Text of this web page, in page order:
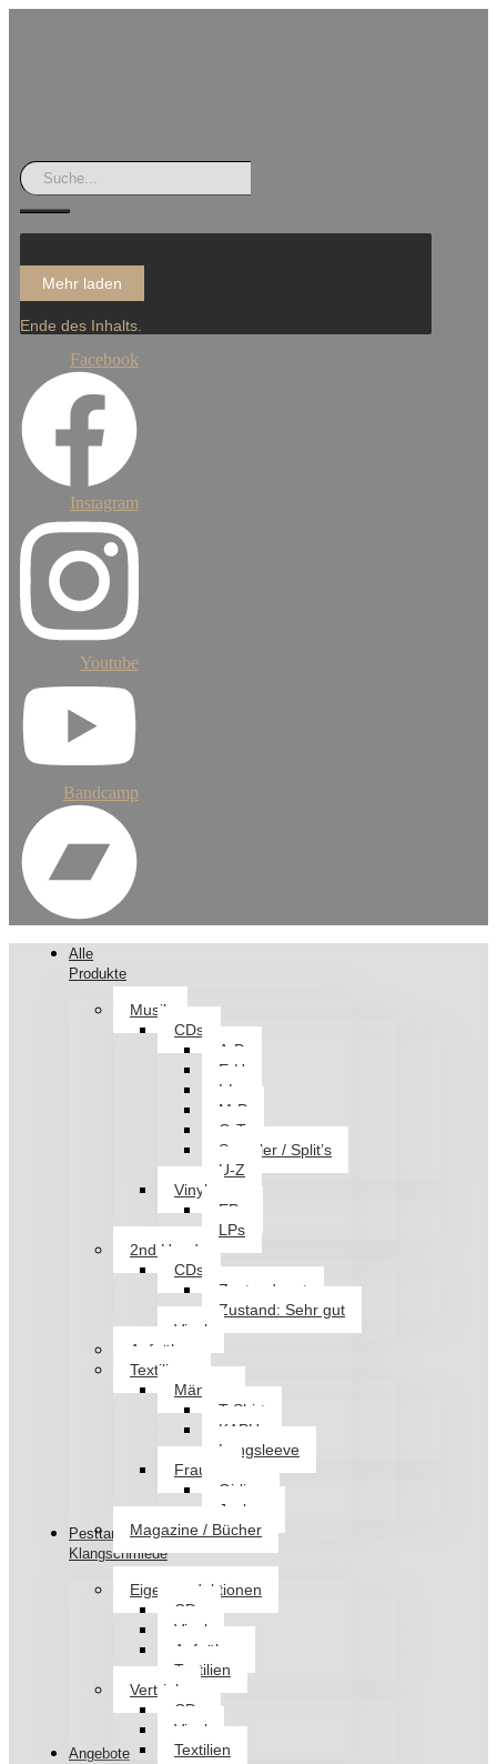
Mehr laden
Ende des Inhalts.
Facebook
Instagram
Youtube
Bandcamp
Alle
Produkte
Musik
CDs
A-D
E-H
I-L
M-P
Q-T
Sampler / Split’s
U-Z
Vinyl
EPs
LPs
2nd Hand
CDs
Zustand: gut
Zustand: Sehr gut
Vinyl
Aufnäher
Textilien
Männer
T-Shirt
KAPU
Longsleeve
Frauen
Girlies
Jacken
Magazine / Bücher
Pesttanz
Klangschmiede
Eigenproduktionen
CDs
Vinyl
Aufnäher
Textilien
Vertrieb
CDs
Vinyl
Textilien
Angebote